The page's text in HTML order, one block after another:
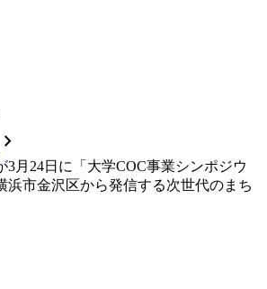
chevron_forward
3月24日に「大学COC事業シンポジウ
浜市金沢区から発信する次世代のまち